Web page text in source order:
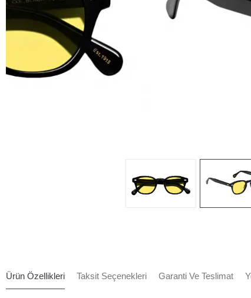
Ürün Özellikleri Taksit Seçenekleri Garanti Ve Teslimat